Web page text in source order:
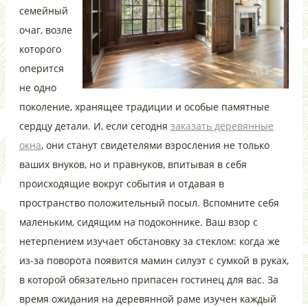
семейный
очаг, возле
которого
оперится
не одно
поколение, хранящее традиции и особые памятные
сердцу детали. И, если сегодня заказать деревянные
окна, они станут свидетелями взросления не только
ваших внуков, но и правнуков, впитывая в себя
происходящие вокруг события и отдавая в
пространство положительный посыл. Вспомните себя
маленьким, сидящим на подоконнике. Ваш взор с
нетерпением изучает обстановку за стеклом: когда же
из-за поворота появится мамин силуэт с сумкой в руках,
в которой обязательно припасен гостинец для вас. За
время ожидания на деревянной раме изучен каждый